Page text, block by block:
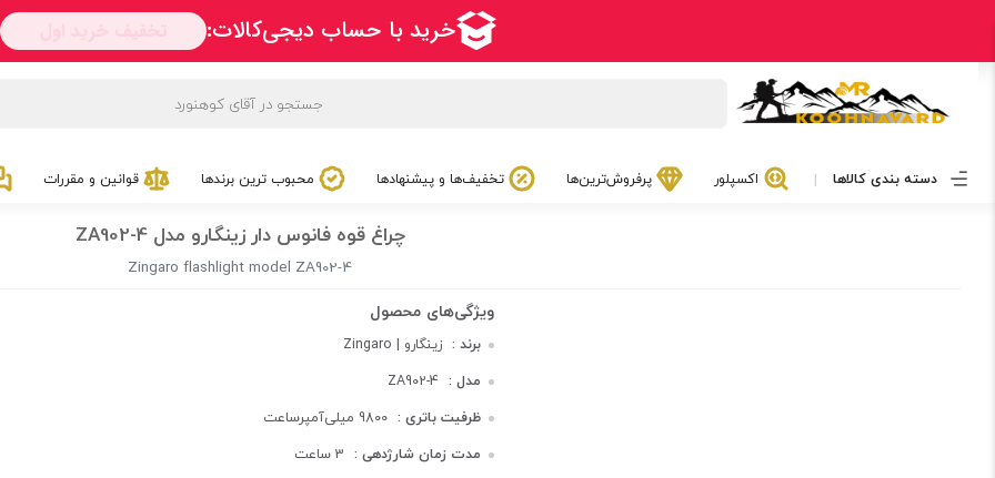
دسته بندی کالاها اکسپلور پرفروش‌ترین‌ها تخفیف‌ها و پیشنهادها محبوب ترین برندها قوانین و مقررات
چراغ قوه فانوس دار زینگارو مدل ZA902-4
Zingaro flashlight model ZA902-4
برند : زینگارو | Zingaro
مدل : ZA902-4
ظرفیت باتری : 9800 میلی‌آمپر‌ساعت
مدت زمان شارژدهی : 3 ساعت